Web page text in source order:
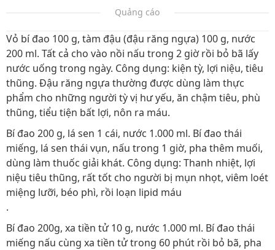
Quảng cáo
Vỏ bí đao 100 g, tàm đậu (đậu răng ngựa) 100 g, nước
200 ml. Tất cả cho vào nồi nấu trong 2 giờ rồi bỏ bã lấy
nước uống trong ngày. Công dụng: kiện tỳ, lợi niệu, tiêu
thũng. Đậu răng ngựa thường được dùng làm thực
phẩm cho những người tỳ vị hư yếu, ăn chậm tiêu, phù
thũng, tiểu tiện bất lợi, nôn ra máu.
Bí đao 200 g, lá sen 1 cái, nước 1.000 ml. Bí đao thái
miếng, lá sen thái vụn, nấu trong 1 giờ, pha thêm muối,
dùng làm thuốc giải khát. Công dụng: Thanh nhiệt, lợi
niệu tiêu thũng, rất tốt cho người bị mụn nhọt, viêm loét
miệng lưỡi, béo phì, rồi loạn lipid máu
.
Bí đao 200g, xa tiền tử 10 g, nước 1.000 ml. Bí đao thái
miếng nấu cùng xa tiền tử trong 60 phút rồi bỏ bã, pha